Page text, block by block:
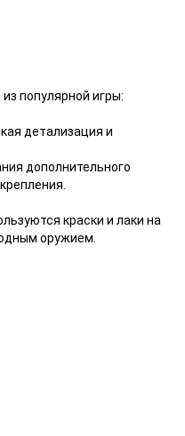
популярной игры:
детализация и
дополнительного
краски и лаки на
оружием.